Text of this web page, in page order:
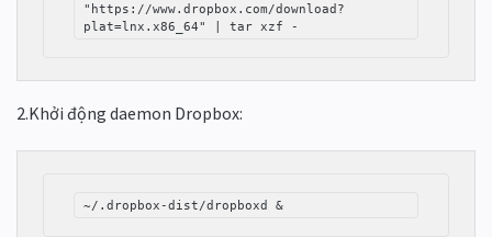
"https://www.dropbox.com/download?
plat=lnx.x86_64" | tar xzf -
2.Khởi động daemon Dropbox:
~/.dropbox-dist/dropboxd &